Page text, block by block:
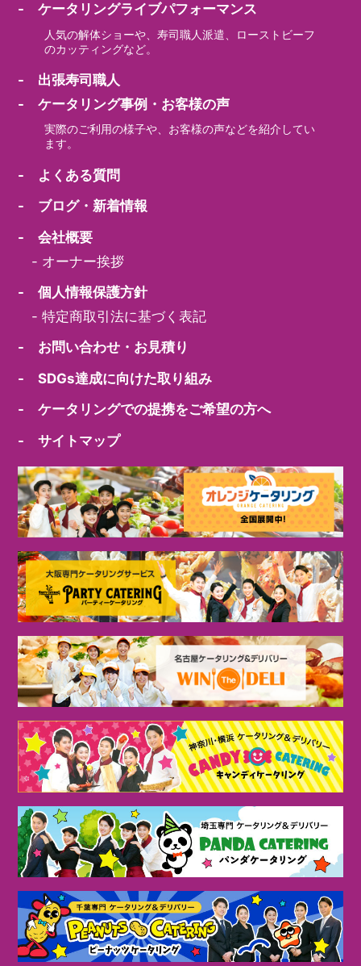
- ケータリングライブパフォーマンス
人気の解体ショーや、寿司職人派遣、ローストビーフ
のカッティングなど。
- 出張寿司職人
- ケータリング事例・お客様の声
実際のご利用の様子や、お客様の声などを紹介してい
ます。
- よくある質問
- ブログ・新着情報
- 会社概要
- オーナー挨拶
- 個人情報保護方針
-特定商取引法に基づく表記
- お問い合わせ・お見積り
- SDGs達成に向けた取り組み
- ケータリングでの提携をご希望の方へ
- サイトマップ